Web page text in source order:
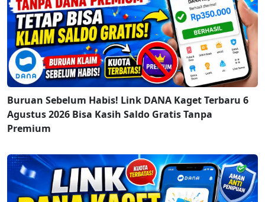
Buruan Sebelum Habis! Link DANA Kaget Terbaru 6
Agustus 2026 Bisa Kasih Saldo Gratis Tanpa
Premium